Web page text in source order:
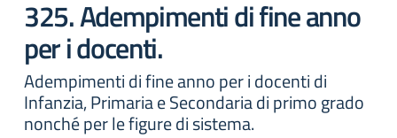
325. Adempimenti di fine anno
per i docenti.
Adempimenti di fine anno per i docenti di
Infanzia, Primaria e Secondaria di primo grado
nonché per le figure di sistema.